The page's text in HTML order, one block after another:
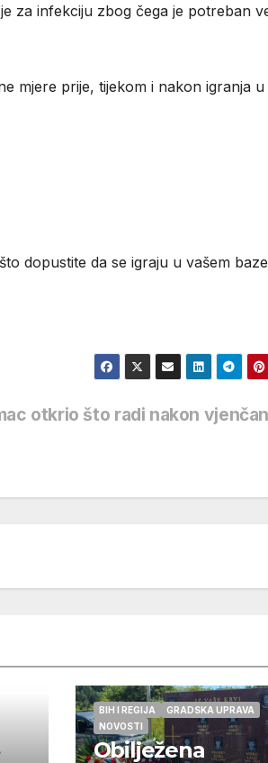
za infekciju zbog čega je potreban
mjere prije, tijekom i nakon igranja u
dopustite da se igraju u vašem
otkrio što radi nakon
BIH I REGIJA
GRADSKA UPRAVA
NOVOSTI
Obilježena